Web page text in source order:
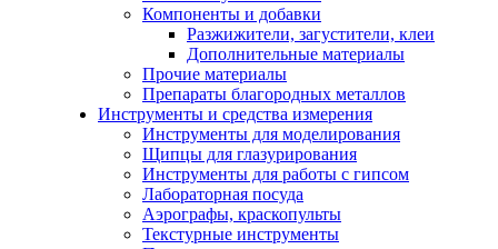
Компоненты и добавки
Разжижители, загустители, клеи
Дополнительные материалы
Прочие материалы
Препараты благородных металлов
Инструменты и средства измерения
Инструменты для моделирования
Щипцы для глазурирования
Инструменты для работы с гипсом
Лабораторная посуда
Аэрографы, краскопульты
Текстурные инструменты